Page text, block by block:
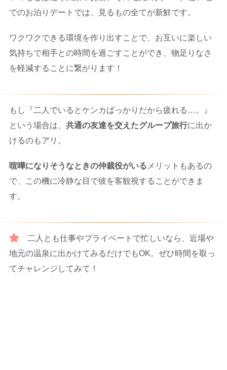
でのお泊りデートでは、見るもの全てが新鮮です。
ワクワクできる環境を作り出すことで、お互いに楽しい
気持ちで相手との時間を過ごすことができ、物足りなさ
を軽減することに繋がります！
もし『二人でいるとケンカばっかりだから疲れる…。』
という場合は、 共通の友達を交えたグループ旅行に出か
けるのもアリ。
喧嘩になりそうなときの仲裁役がいる メリットもあるの
で、この機に冷静な目で彼を客観視することができま
す。
二人とも仕事やプライベートで忙しいなら、近場や
地元の温泉に出かけてみるだけでもOK。ぜひ時間を取っ
てチャレンジしてみて！